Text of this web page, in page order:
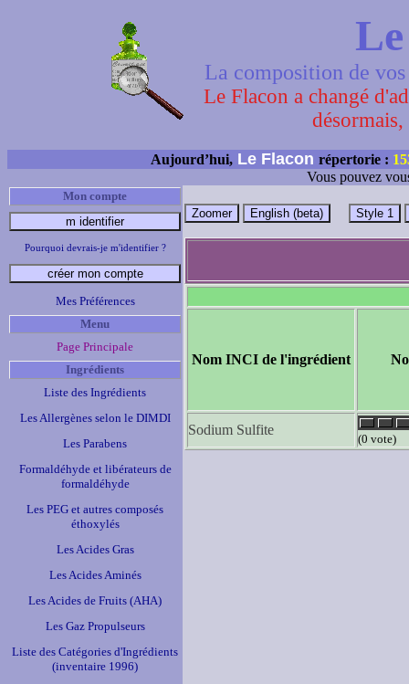
La composition de
Le Flacon a changé
Aujourd’hui, Le Flacon répertorie :
Vous pouvez
Mon compte
Pourquoi devrais-je m'identifier ?
Mes Préférences
Menu
Page Principale
Ingrédients
Liste des Ingrédients
Les Allergènes selon le DIMDI
Les Parabens
Formaldéhyde et libérateurs de
formaldéhyde
Les PEG et autres composés
éthoxylés
Les Acides Gras
Les Acides Aminés
Les Acides de Fruits (AHA)
Les Gaz Propulseurs
Liste des Catégories d'Ingrédients
(inventaire 1996)
Nom INCI de l'ingrédient
Sodium Sulfite
(0 vote)